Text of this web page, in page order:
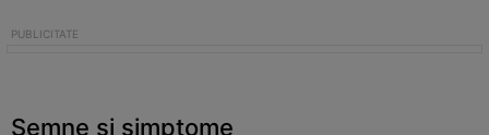
Semne si simptome